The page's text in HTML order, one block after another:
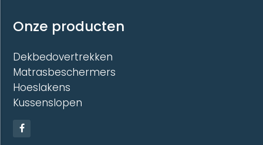
Onze producten
Dekbedovertrekken
Matrasbeschermers
Hoeslakens
Kussenslopen